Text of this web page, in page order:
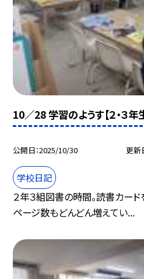
10／28 学習のようす【２・３年
公開日 2025/10/30 更新
学校日記
２年３組図書の時間。読書カー
ページ数もどんどん増えてい...